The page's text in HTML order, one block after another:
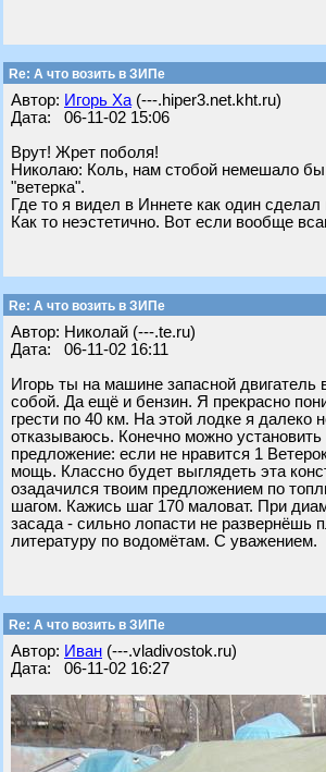
Re: А что возить в ЗИПе
Автор: Игорь Ха (---.hiper3.net.kht.ru)
Дата: 06-11-02 15:06
Врут! Жрет поболя!
Николаю: Коль, нам стобой немешало бы
"ветерка".
Где то я видел в Иннете как один
Как то неэстетично. Вот если вообще
Re: А что возить в ЗИПе
Автор: Николай (---.te.ru)
Дата: 06-11-02 16:11
Игорь ты на машине запасной двигатель
собой. Да ещё и бензин. Я прекрасно
грести по 40 км. На этой лодке я далеко
отказываюсь. Конечно можно
предложение: если не нравится 1
мощь. Классно будет выглядеть эта
озадачился твоим предложением по
шагом. Кажись шаг 170 маловат. При
засада - сильно лопасти не развернёшь
литературу по водомётам. С уважением.
Re: А что возить в ЗИПе
Автор: Иван (---.vladivostok.ru)
Дата: 06-11-02 16:27